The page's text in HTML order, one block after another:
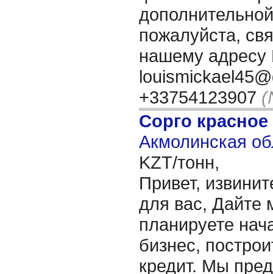
пожалуйста,
нашему адресу
+33754123907
Сорго красное
Акмолинская
KZT/тонн,
Привет,
для вас, Дайте
планируете
бизнес,
кредит. Мы